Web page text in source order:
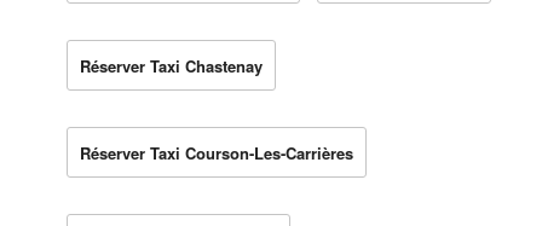
Réserver Taxi Chastenay
Réserver Taxi Courson-Les-Carrières